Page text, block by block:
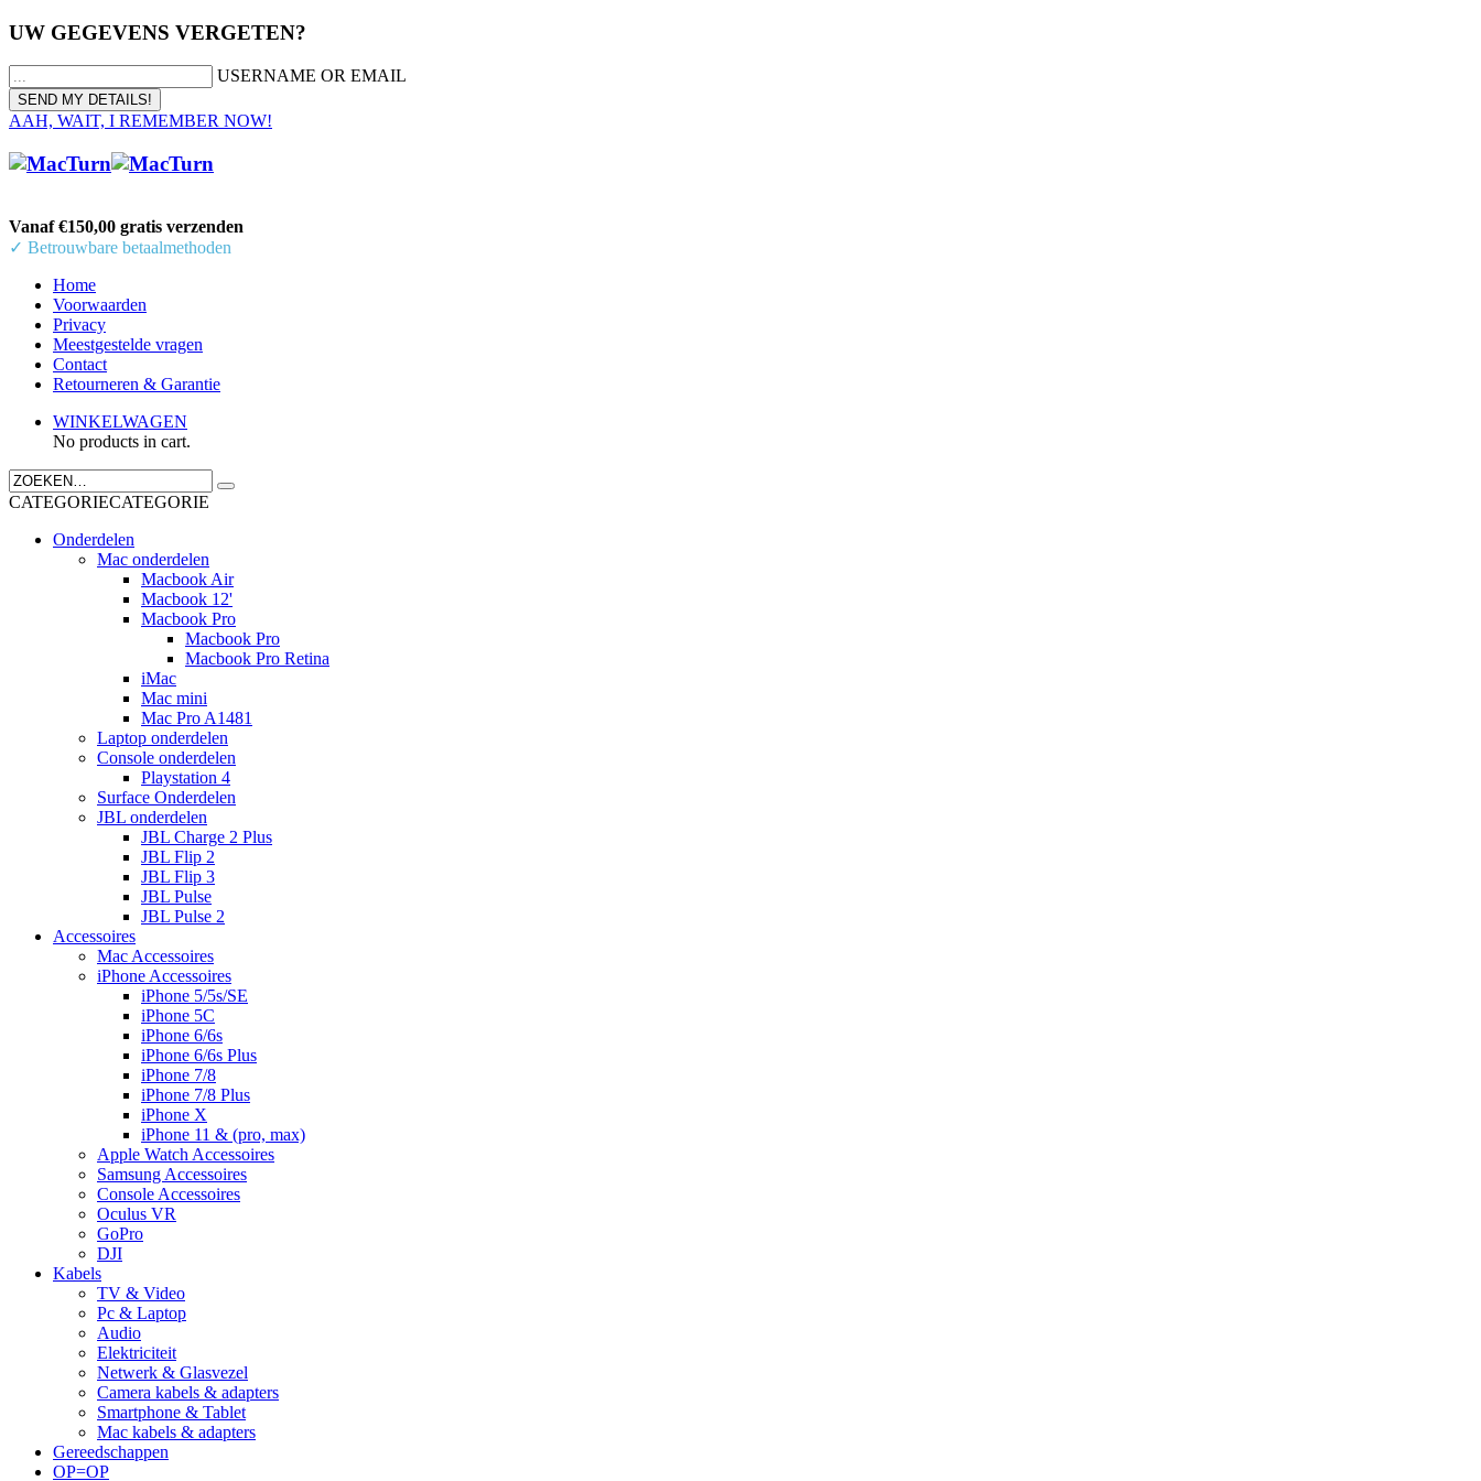
UW GEGEVENS VERGETEN?
USERNAME OR EMAIL
AAH, WAIT, I REMEMBER NOW!
Vanaf €150,00 gratis verzenden
✓ Betrouwbare betaalmethoden
Home
Voorwaarden
Privacy
Meestgestelde vragen
Contact
Retourneren & Garantie
WINKELWAGEN
No products in cart.
CATEGORIECATEGORIE
Onderdelen
Mac onderdelen
Macbook Air
Macbook 12'
Macbook Pro
Macbook Pro
Macbook Pro Retina
iMac
Mac mini
Mac Pro A1481
Laptop onderdelen
Console onderdelen
Playstation 4
Surface Onderdelen
JBL onderdelen
JBL Charge 2 Plus
JBL Flip 2
JBL Flip 3
JBL Pulse
JBL Pulse 2
Accessoires
Mac Accessoires
iPhone Accessoires
iPhone 5/5s/SE
iPhone 5C
iPhone 6/6s
iPhone 6/6s Plus
iPhone 7/8
iPhone 7/8 Plus
iPhone X
iPhone 11 & (pro, max)
Apple Watch Accessoires
Samsung Accessoires
Console Accessoires
Oculus VR
GoPro
DJI
Kabels
TV & Video
Pc & Laptop
Audio
Elektriciteit
Netwerk & Glasvezel
Camera kabels & adapters
Smartphone & Tablet
Mac kabels & adapters
Gereedschappen
OP=OP